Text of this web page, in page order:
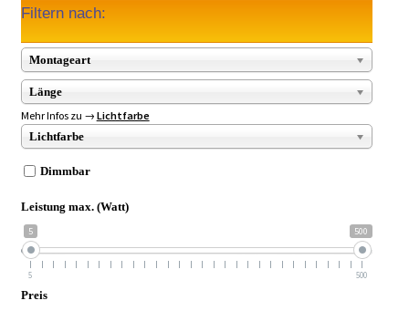
Filtern nach:
Montageart
Länge
Mehr Infos zu → Lichtfarbe
Lichtfarbe
Dimmbar
Leistung max. (Watt)
5 500
5 500
Preis